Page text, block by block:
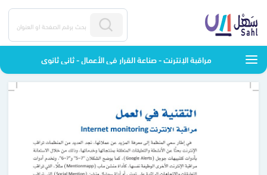
مراقبة الإنترنت - صناعة القرار في الأعمال - ثاني ثانوي